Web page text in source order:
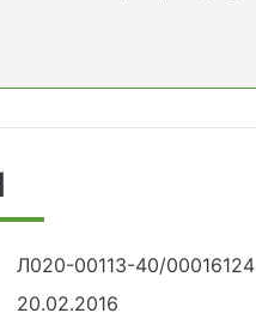
Л020-00113-40/00016124
20.02.2016